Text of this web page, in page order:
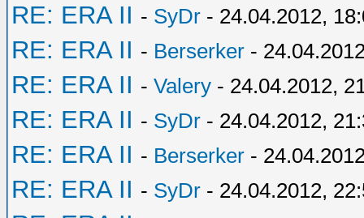
RE: ERA II - SyDr - 24.04.2012,
RE: ERA II - Berserker -
RE: ERA II - Valery - 24.04.2012,
RE: ERA II - SyDr - 24.04.2012,
RE: ERA II - Berserker -
RE: ERA II - SyDr - 24.04.2012,